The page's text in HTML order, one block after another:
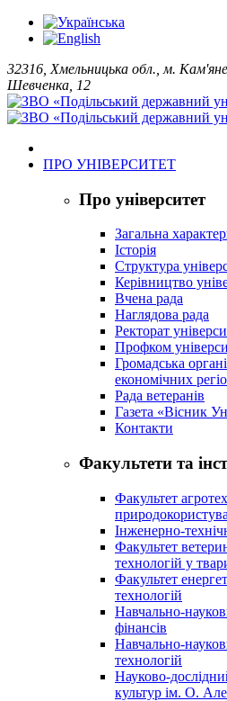
32316, Хмельницька обл., м.
Шевченка, 12
ПРО УНІВЕРСИТЕТ
Про університет
Загальна
Історія
Структура
Керівництво
Вчена рада
Наглядова рада
Ректорат
Профком
Громадська
економічних
Рада ветеранів
Газета «Вісник
Контакти
Факультети та
Факультет
Інженерно-
Факультет
технологій у
Факультет
технологій
Навчально-
фінансів
Навчально-
технологій
Науково-
культур ім. О.